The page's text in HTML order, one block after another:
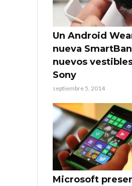
Un Android
nueva
nuevos
Sony
septiembre 5, 2014
Microsoft